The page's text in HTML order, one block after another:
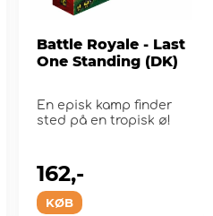
Battle Royale - Last
One Standing (DK)
En episk kamp finder
sted på en tropisk ø!
KØB
162,-